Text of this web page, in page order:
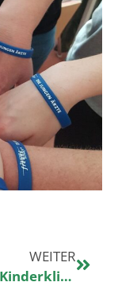
WEITER
Unser 1. Kinderklinikkonzert in Erfurt